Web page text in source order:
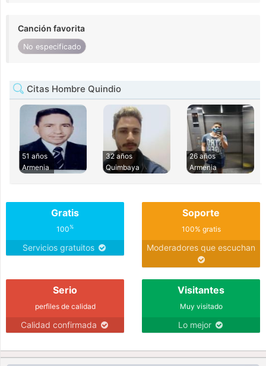
Canción favorita
No especificado
Citas Hombre Quindio
51 años
Armenia
32 años
Quimbaya
26 años
Armenia
Gratis
100%
Servicios gratuitos
Soporte
100% gratis
Moderadores que escuchan
Serio
perfiles de calidad
Calidad confirmada
Visitantes
Muy visitado
Lo mejor